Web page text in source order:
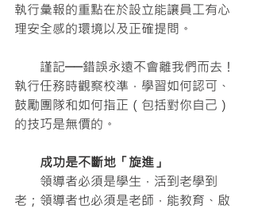
執行彙報的重點在於設立能讓員工有心
理安全感的環境以及正確提問。
謹記──錯誤永遠不會離我們而去！
執行任務時觀察校準，學習如何認可、
鼓勵團隊和如何指正（包括對你自己）
的技巧是無價的。
成功是不斷地「旋進」
領導者必須是學生，活到老學到
老；領導者也必須是老師，能教育、啟